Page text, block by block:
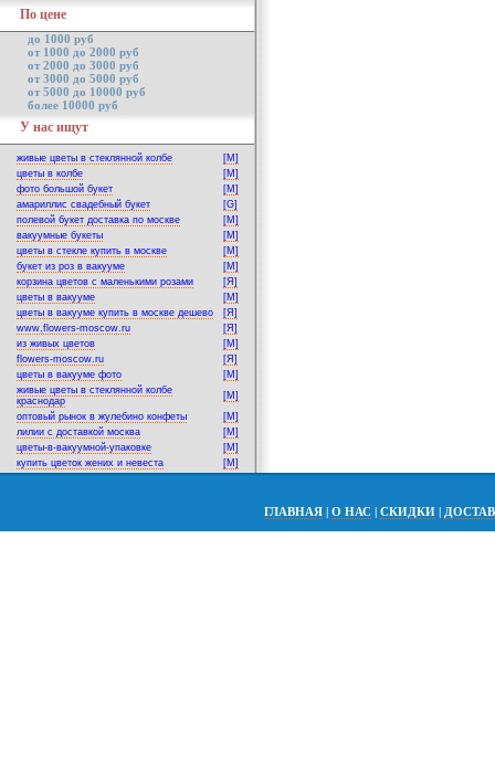
По цене
до 1000 руб
от 1000 до 2000 руб
от 2000 до 3000 руб
от 3000 до 5000 руб
от 5000 до 10000 руб
более 10000 руб
У нас ищут
живые цветы в стеклянной колбе
[M]
цветы в колбе
[M]
фото большой букет
[M]
амариллис свадебный букет
[G]
полевой букет доставка по москве
[M]
вакуумные букеты
[M]
цветы в стекле купить в москве
[M]
букет из роз в вакууме
[M]
корзина цветов с маленькими розами
[Я]
цветы в вакууме
[M]
цветы в вакууме купить в москве дешево
[Я]
www.flowers-moscow.ru
[Я]
из живых цветов
[M]
flowers-moscow.ru
[Я]
цветы в вакууме фото
[M]
живые цветы в стеклянной колбе
краснодар
[M]
оптовый рынок в жулебино конфеты
[M]
лилии с доставкой москва
[M]
цветы-в-вакуумной-упаковке
[M]
купить цветок жених и невеста
[M]
ГЛАВНАЯ | О НАС | СКИДКИ |